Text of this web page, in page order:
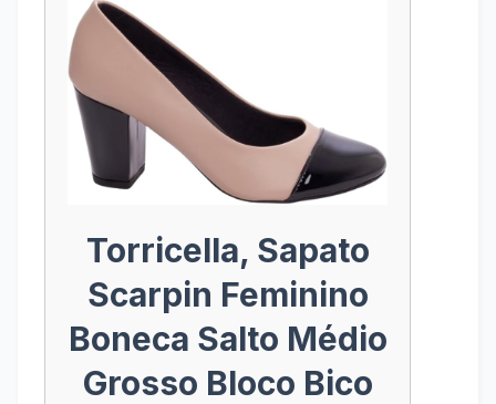
Torricella, Sapato
Scarpin Feminino
Boneca Salto Médio
Grosso Bloco Bico